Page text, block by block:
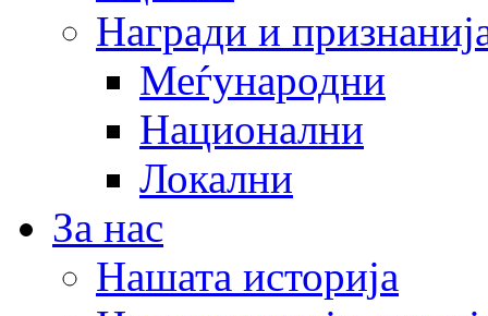
Награди и
Меѓународни
Национални
Локални
За нас
Нашата историја